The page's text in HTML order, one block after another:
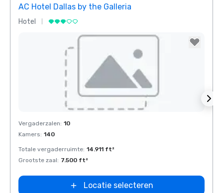
AC Hotel Dallas by the Galleria
Hotel
Removed from favorites
Vergaderzalen: 10
Kamers: 140
Totale vergaderruimte: 14.911 ft²
Grootste zaal: 7.500 ft²
Locatie selecteren